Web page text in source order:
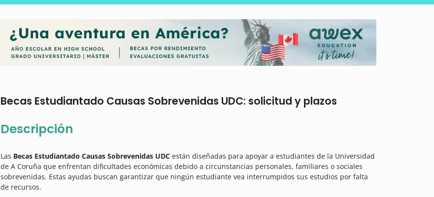
Becas Estudiantado Causas Sobrevenidas UDC: solicitud y plazos
Descripción
Las Becas Estudiantado Causas Sobrevenidas UDC están diseñadas para apoyar a estudiantes de la Universidad
de A Coruña que enfrentan dificultades económicas debido a circunstancias personales, familiares o sociales
sobrevenidas. Estas ayudas buscan garantizar que ningún estudiante vea interrumpidos sus estudios por falta
de recursos.